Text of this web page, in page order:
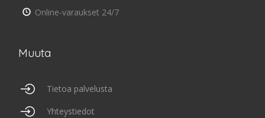
Online-varaukset 24/7
Muuta
Tietoa palvelusta
Yhteystiedot